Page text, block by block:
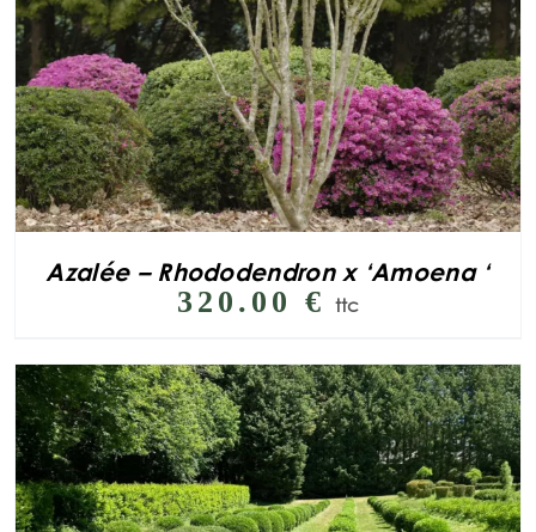
Azalée – Rhododendron x ‘Amoena ‘
320.00 € ttc